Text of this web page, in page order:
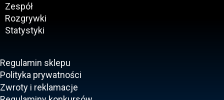
Zespół
Rozgrywki
Statystyki
Regulamin sklepu
Polityka prywatności
Zwroty i reklamacje